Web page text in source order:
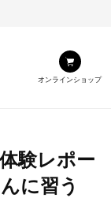
オンラインショップ
験レポー
に習う